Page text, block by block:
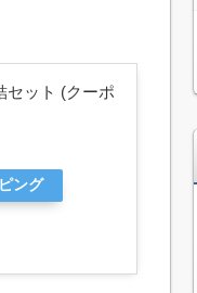
セット (クーポ
ング